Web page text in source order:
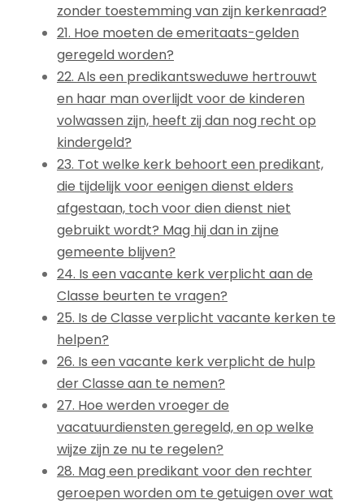
zonder toestemming van zijn kerkenraad?
21. Hoe moeten de emeritaats-gelden
geregeld worden?
22. Als een predikantsweduwe hertrouwt
en haar man overlijdt voor de kinderen
volwassen zijn, heeft zij dan nog recht op
kindergeld?
23. Tot welke kerk behoort een predikant,
die tijdelijk voor eenigen dienst elders
afgestaan, toch voor dien dienst niet
gebruikt wordt? Mag hij dan in zijne
gemeente blijven?
24. Is een vacante kerk verplicht aan de
Classe beurten te vragen?
25. Is de Classe verplicht vacante kerken te
helpen?
26. Is een vacante kerk verplicht de hulp
der Classe aan te nemen?
27. Hoe werden vroeger de
vacatuurdiensten geregeld, en op welke
wijze zijn ze nu te regelen?
28. Mag een predikant voor den rechter
geroepen worden om te getuigen over wat